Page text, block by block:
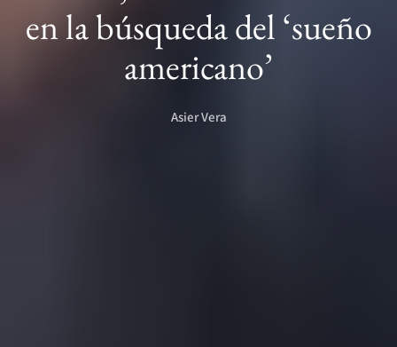
en la búsqueda del ‘sueño
americano’
Asier Vera